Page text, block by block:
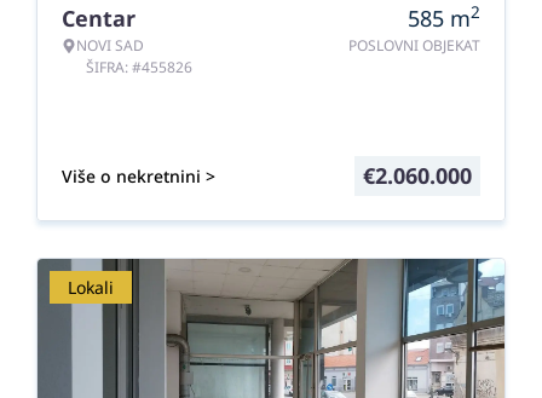
Centar
NOVI SAD
ŠIFRA: #455826
585 m2
POSLOVNI OBJEKAT
Više o nekretnini > €2.060.000
Lokali